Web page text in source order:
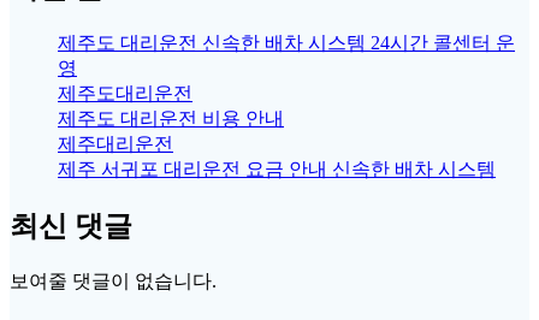
제주도 대리운전 신속한 배차 시스템 24시간 콜센터 운
영
제주도대리운전
제주도 대리운전 비용 안내
제주대리운전
제주 서귀포 대리운전 요금 안내 신속한 배차 시스템
최신 댓글
보여줄 댓글이 없습니다.